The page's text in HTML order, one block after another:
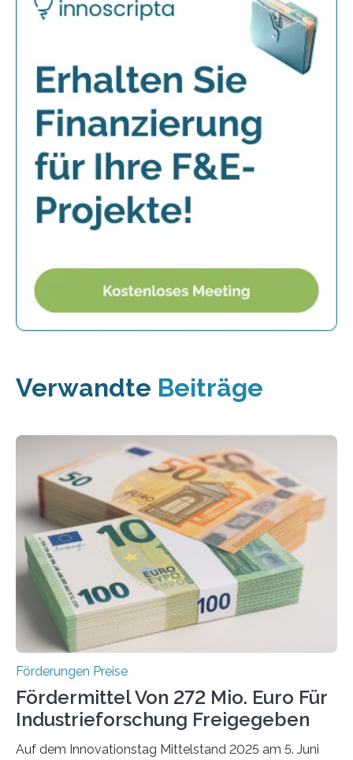
Verwandte Beiträge
Förderungen Preise
Fördermittel Von 272 Mio. Euro Für
Industrieforschung Freigegeben
Auf dem Innovationstag Mittelstand 2025 am 5. Juni